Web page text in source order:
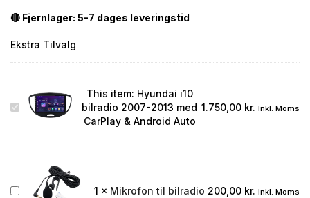
🔴 Fjernlager: 5-7 dages leveringstid
Ekstra Tilvalg
Hyundai
CarPlay
This item: Hyundai i10
bilradio 2007-2013 med
CarPlay & Android Auto
1.750,00 kr. Inkl. Moms
Mikrofon
1 × Mikrofon til bilradio 200,00 kr. Inkl. Moms